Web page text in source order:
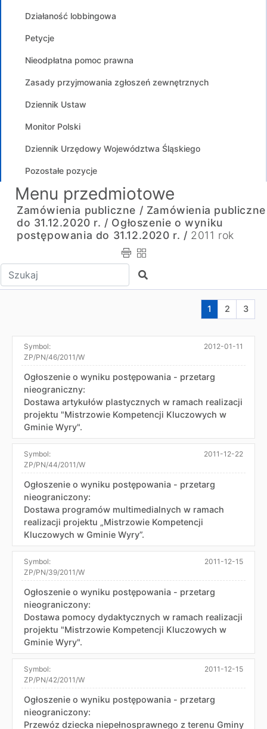
Działaność lobbingowa
Petycje
Nieodpłatna pomoc prawna
Zasady przyjmowania zgłoszeń zewnętrznych
Dziennik Ustaw
Monitor Polski
Dziennik Urzędowy Województwa Śląskiego
Pozostałe pozycje
Menu przedmiotowe
Zamówienia publiczne / Zamówienia publiczne
do 31.12.2020 r. / Ogłoszenie o wyniku
postępowania do 31.12.2020 r. / 2011 rok
Wpisz tekst do wyszukania Szukaj
Aktualna
1 Przejdź
2 3
Symbol:
ZP/PN/46/2011/W
2012-01-11
Ogłoszenie o wyniku postępowania - przetarg
nieograniczny:
Dostawa artykułów plastycznych w ramach realizacji
projektu "Mistrzowie Kompetencji Kluczowych w
Gminie Wyry".
Symbol:
ZP/PN/44/2011/W
2011-12-22
Ogłoszenie o wyniku postępowania - przetarg
nieograniczony:
Dostawa programów multimedialnych w ramach
realizacji projektu „Mistrzowie Kompetencji
Kluczowych w Gminie Wyry”.
Symbol:
ZP/PN/39/2011/W
2011-12-15
Ogłoszenie o wyniku postępowania - przetarg
nieograniczony:
Dostawa pomocy dydaktycznych w ramach realizacji
projektu "Mistrzowie Kompetencji Kluczowych w
Gminie Wyry".
Symbol:
ZP/PN/42/2011/W
2011-12-15
Ogłoszenie o wyniku postępowania - przetarg
nieograniczony:
Przewóz dziecka niepełnosprawnego z terenu Gminy